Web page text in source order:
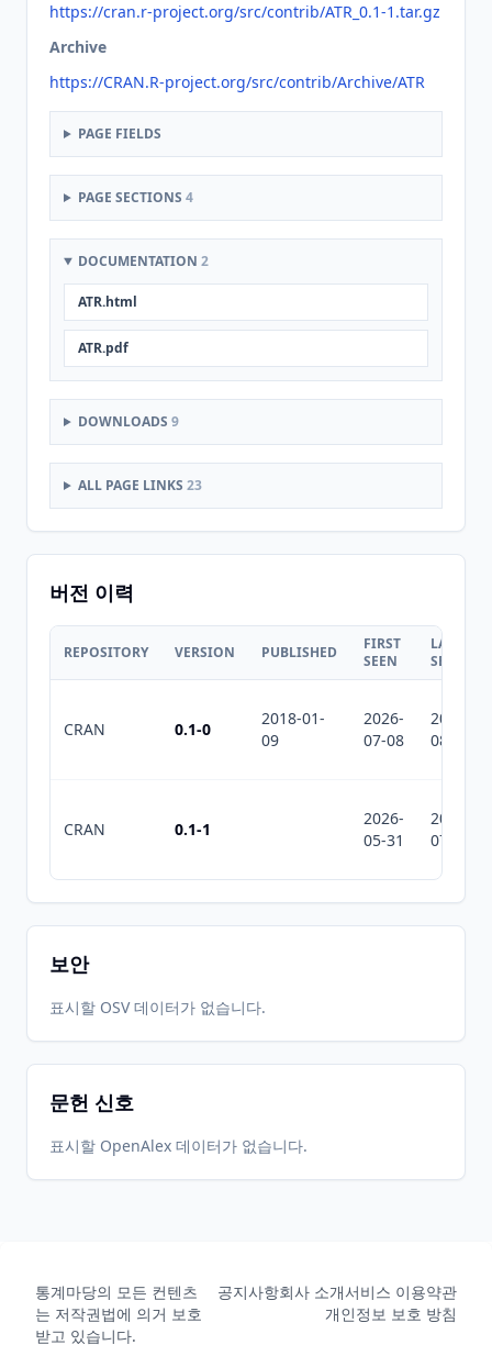
https://cran.r-project.org/src/contrib/ATR_0.1-1.tar.gz
Archive
https://CRAN.R-project.org/src/contrib/Archive/ATR
PAGE FIELDS
PAGE SECTIONS 4
DOCUMENTATION 2
ATR.html
ATR.pdf
DOWNLOADS 9
ALL PAGE LINKS 23
버전 이력
REPOSITORY VERSION PUBLISHED
FIRST
SEEN
LAST
SEEN
CRAN 0.1-0
2018-01-
09
2026-
07-08
2026-
08-04
CRAN 0.1-1
2026-
05-31
2026-
07-10
보안
표시할 OSV 데이터가 없습니다.
문헌 신호
표시할 OpenAlex 데이터가 없습니다.
통계마당의 모든 컨텐츠
는 저작권법에 의거 보호
받고 있습니다.
공지사항회사 소개서비스 이용약관
개인정보 보호 방침